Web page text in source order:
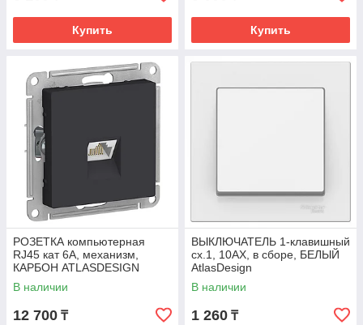
Купить Купить
РОЗЕТКА компьютерная
RJ45 кат 6A, механизм,
КАРБОН ATLASDESIGN
В наличии
12 700 ₸
ВЫКЛЮЧАТЕЛЬ 1-клавишный
сх.1, 10АХ, в сборе, БЕЛЫЙ
AtlasDesign
В наличии
1 260 ₸